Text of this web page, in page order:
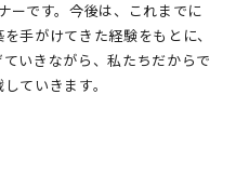
ーです。今後は、これまでに
手がけてきた経験をもとに、
いきながら、私たちだからで
ていきます。